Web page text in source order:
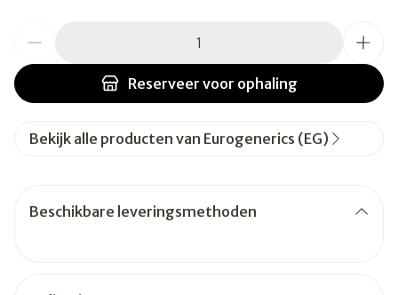
Reserveer voor ophaling
Bekijk alle producten van Eurogenerics (EG)
Beschikbare leveringsmethoden